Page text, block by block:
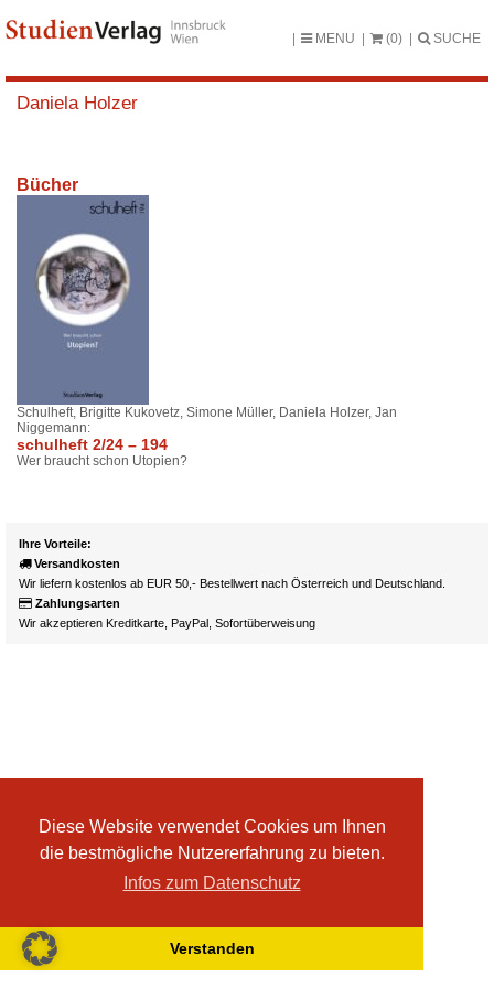
Diese Website verwendet Cookies um Ihnen
die bestmögliche Nutzererfahrung zu bieten.
Infos zum Datenschutz
Verstanden
MENU (0) SUCHE
Daniela Holzer
Bücher
Schulheft, Brigitte Kukovetz, Simone Müller, Daniela Holzer, Jan
Niggemann:
schulheft 2/24 – 194
Wer braucht schon Utopien?
Ihre Vorteile:
Versandkosten
Wir liefern kostenlos ab EUR 50,- Bestellwert nach Österreich und Deutschland.
Zahlungsarten
Wir akzeptieren Kreditkarte, PayPal, Sofortüberweisung